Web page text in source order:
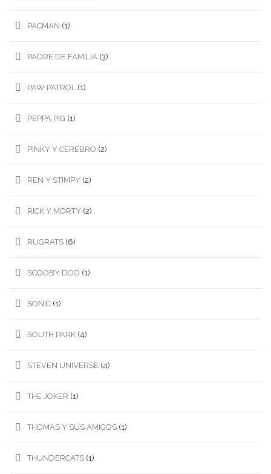
PACMAN (1)
PADRE DE FAMILIA (3)
PAW PATROL (1)
PEPPA PIG (1)
PINKY Y CEREBRO (2)
REN Y STIMPY (2)
RICK Y MORTY (2)
RUGRATS (6)
SCOOBY DOO (1)
SONIC (1)
SOUTH PARK (4)
STEVEN UNIVERSE (4)
THE JOKER (1)
THOMAS Y SUS AMIGOS (1)
THUNDERCATS (1)